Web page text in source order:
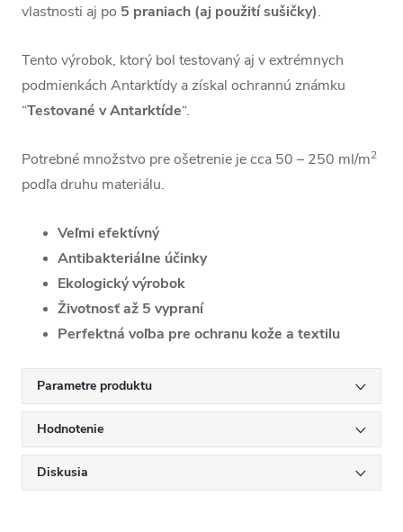
vlastnosti aj po 5 praniach (aj použití sušičky).
Tento výrobok, ktorý bol testovaný aj v extrémnych
podmienkách Antarktídy a získal ochrannú známku
“Testované v Antarktíde“.
Potrebné množstvo pre ošetrenie je cca 50 – 250 ml/m2
podľa druhu materiálu.
Veľmi efektívný
Antibakteriálne účinky
Ekologický výrobok
Životnosť až 5 vypraní
Perfektná voľba pre ochranu kože a textilu
Parametre produktu
Hodnotenie
Diskusia